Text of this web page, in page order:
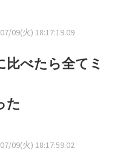
09(火) 18:17:19.09
べたら全てミ
た
09(火) 18:17:59.02